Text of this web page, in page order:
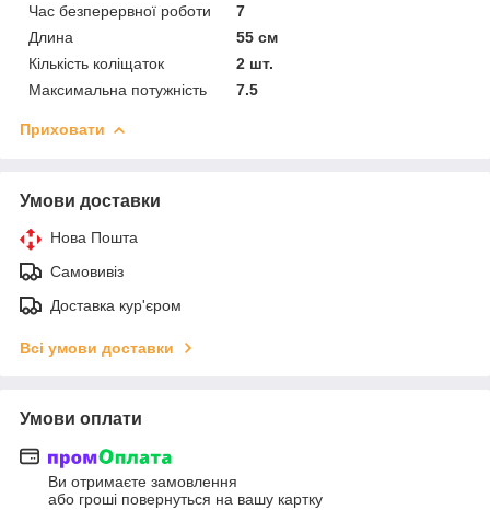
Час безперервної роботи
7
Длина
55 см
Кількість коліщаток
2 шт.
Максимальна потужність
7.5
Приховати
Умови доставки
Нова Пошта
Самовивіз
Доставка кур'єром
Всі умови доставки
Умови оплати
Ви отримаєте замовлення
або гроші повернуться на вашу картку